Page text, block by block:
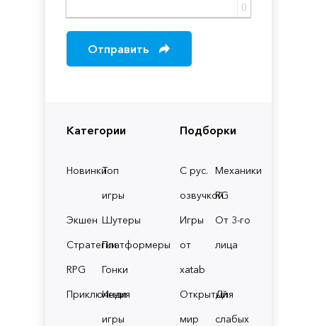
Категории
НовинкиТоп
игры
Экшен Шутеры
СтратегииПлатформеры
RPG
Гонки
Приключения
Инди
игры
Подборки
С рус.
озвучкой
Механики
RG
Игры
от
xatab
От 3-го
лица
Открытый
мир
Для
слабых
0
Отправить